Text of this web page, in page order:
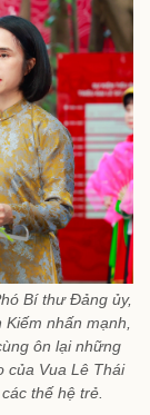
Bí thư Đảng ủy,
nhấn mạnh,
ôn lại những
của Vua Lê Thái
thế hệ trẻ.